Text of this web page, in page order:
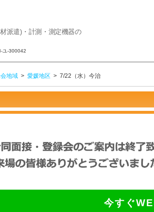
派遣)・計測・測定機器の
ユ-300042
地域 > 愛媛地区 > 7/22（水）今治
今すぐ